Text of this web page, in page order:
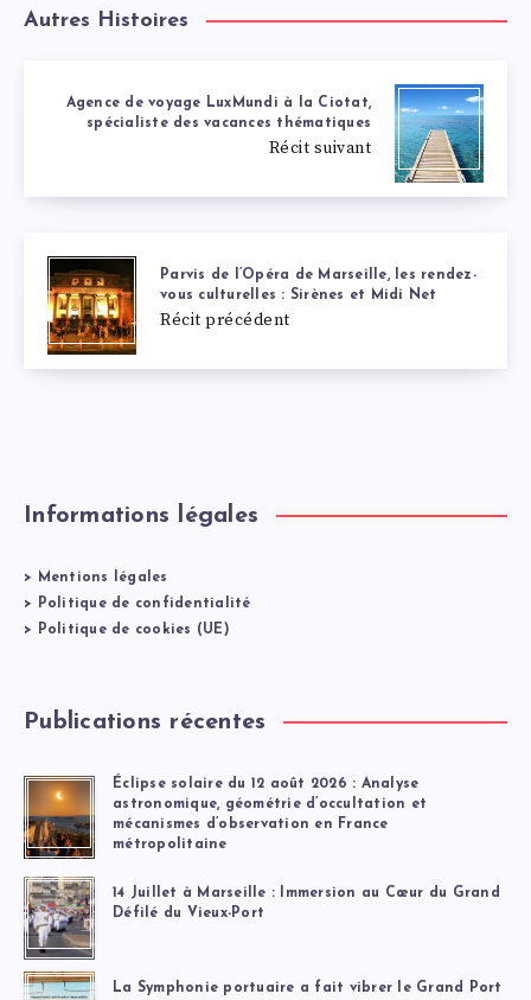
Autres Histoires
Agence de voyage LuxMundi à la Ciotat,
spécialiste des vacances thématiques
Récit suivant
Parvis de l’Opéra de Marseille, les rendez-
vous culturelles : Sirènes et Midi Net
Récit précédent
Informations légales
>
Mentions légales
>
Politique de confidentialité
>
Politique de cookies (UE)
Publications récentes
Éclipse solaire du 12 août 2026 : Analyse
astronomique, géométrie d’occultation et
mécanismes d’observation en France
métropolitaine
14 Juillet à Marseille : Immersion au Cœur du Grand
Défilé du Vieux-Port
La Symphonie portuaire a fait vibrer le Grand Port